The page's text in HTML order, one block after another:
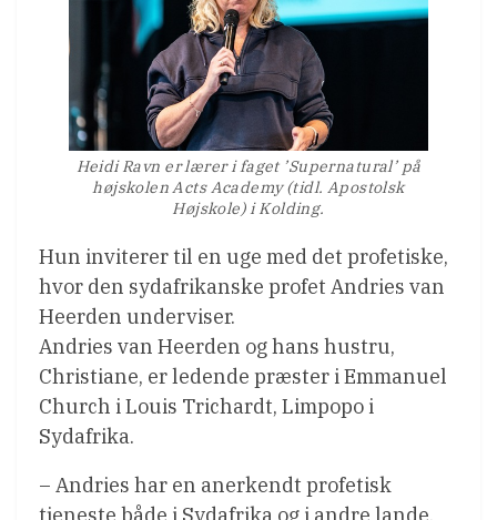
Heidi Ravn er lærer i faget ’Supernatural’ på
højskolen Acts Academy (tidl. Apostolsk
Højskole) i Kolding.
Hun inviterer til en uge med det profetiske,
hvor den sydafrikanske profet Andries van
Heerden underviser.
Andries van Heerden og hans hustru,
Christiane, er ledende præster i Emmanuel
Church i Louis Trichardt, Limpopo i
Sydafrika.
– Andries har en anerkendt profetisk
tjeneste både i Sydafrika og i andre lande.